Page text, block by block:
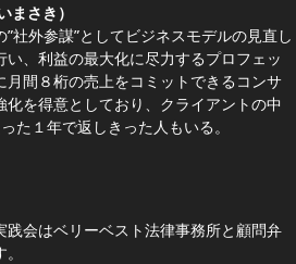
さき）
社外参謀”としてビジネスモデルの見直し
、利益の最大化に尽力するプロフェッ
月間８桁の売上をコミットできるコンサ
化を得意としており、クライアントの中
た１年で返しきった人もいる。
践会はベリーベスト法律事務所と顧問弁